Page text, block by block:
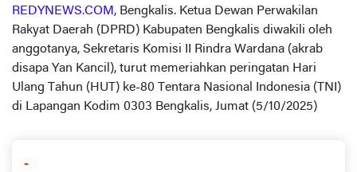
REDYNEWS.COM, Bengkalis. Ketua Dewan Perwakilan
Rakyat Daerah (DPRD) Kabupaten Bengkalis diwakili oleh
anggotanya, Sekretaris Komisi II Rindra Wardana (akrab
disapa Yan Kancil), turut memeriahkan peringatan Hari
Ulang Tahun (HUT) ke-80 Tentara Nasional Indonesia (TNI)
di Lapangan Kodim 0303 Bengkalis, Jumat (5/10/2025)
-